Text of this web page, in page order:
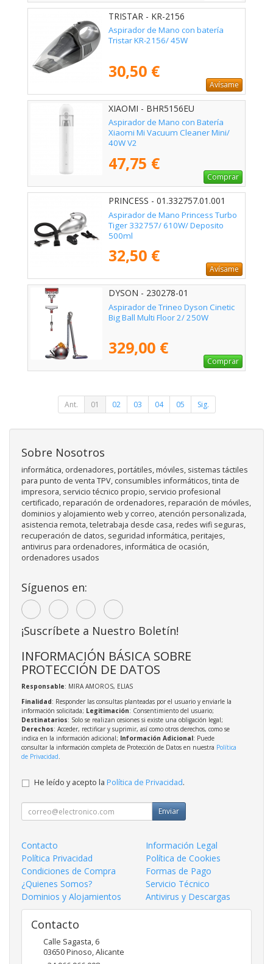
TRISTAR - KR-2156
Aspirador de Mano con batería
Tristar KR-2156/ 45W
30,50 €
Avísame
XIAOMI - BHR5156EU
Aspirador de Mano con Batería
Xiaomi Mi Vacuum Cleaner Mini/
40W V2
47,75 €
Comprar
PRINCESS - 01.332757.01.001
Aspirador de Mano Princess Turbo
Tiger 332757/ 610W/ Deposito
500ml
32,50 €
Avísame
DYSON - 230278-01
Aspirador de Trineo Dyson Cinetic
Big Ball Multi Floor 2/ 250W
329,00 €
Comprar
Ant. 01 02 03 04 05 Sig.
Sobre Nosotros
informática, ordenadores, portátiles, móviles, sistemas táctiles
para punto de venta TPV, consumibles informáticos, tinta de
impresora, servicio técnico propio, servicio profesional
certificado, reparación de ordenadores, reparación de móviles,
dominios y alojamiento web y correo, atención personalizada,
asistencia remota, teletrabaja desde casa, redes wifi seguras,
recuperación de datos, seguridad informática, peritajes,
antivirus para ordenadores, informática de ocasión,
ordenadores usados
Síguenos en:
¡Suscríbete a Nuestro Boletín!
INFORMACIÓN BÁSICA SOBRE
PROTECCIÓN DE DATOS
Responsable: MIRA AMOROS, ELIAS
Finalidad: Responder las consultas planteadas por el usuario y enviarle la
información solicitada; Legitimación: Consentimiento del usuario;
Destinatarios: Solo se realizan cesiones si existe una obligación legal;
Derechos: Acceder, rectificar y suprimir, así como otros derechos, como se
indica en la información adicional; Información Adicional: Puede
consultar la información completa de Protección de Datos en nuestra Política
de Privacidad.
He leído y acepto la Política de Privacidad.
Enviar
Contacto
Información Legal
Política Privacidad
Política de Cookies
Condiciones de Compra
Formas de Pago
¿Quienes Somos?
Servicio Técnico
Dominios y Alojamientos
Antivirus y Descargas
Contacto
Calle Sagasta, 6
03650Pinoso,Alicante